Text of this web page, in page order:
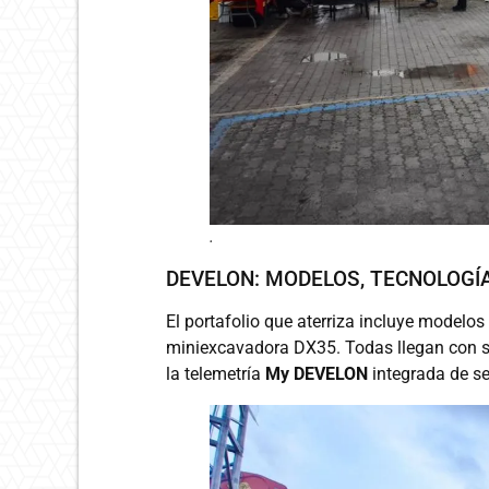
.
DEVELON: MODELOS,
El portafolio que aterriza incluye
miniexcavadora DX35. Todas llegan
la telemetría My DEVELON integrada de